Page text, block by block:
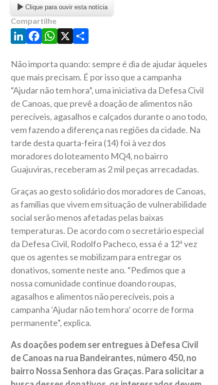
Clique para ouvir esta notícia
Compartilhe
LinkedIn
Facebook
WhatsApp
X Share
Não importa quando: sempre é dia de ajudar àqueles
que mais precisam. É por isso que a campanha
“Ajudar não tem hora”, uma iniciativa da Defesa Civil
de Canoas, que prevê a doação de alimentos não
perecíveis, agasalhos e calçados durante o ano todo,
vem fazendo a diferença nas regiões da cidade. Na
tarde desta quarta-feira (14) foi à vez dos
moradores do loteamento MQ4, no bairro
Guajuviras, receberam as 2 mil peças arrecadadas.
Graças ao gesto solidário dos moradores de Canoas,
as famílias que vivem em situação de vulnerabilidade
social serão menos afetadas pelas baixas
temperaturas. De acordo com o secretário especial
da Defesa Civil, Rodolfo Pacheco, essa é a 12ª vez
que os agentes se mobilizam para entregar os
donativos, somente neste ano. “Pedimos que a
nossa comunidade continue doando roupas,
agasalhos e alimentos não perecíveis, pois a
campanha ‘Ajudar não tem hora’ ocorre de forma
permanente”, explica.
As doações podem ser entregues à Defesa Civil
de Canoas na rua Bandeirantes, número 450, no
bairro Nossa Senhora das Graças. Para solicitar a